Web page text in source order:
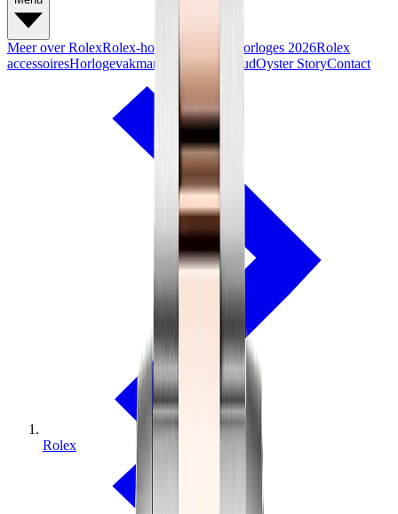
Meer over RolexRolex-horloges Nieuwe horloges 2026Rolex
accessoiresHorlogevakmanschap OnderhoudOyster StoryContact
Rolex